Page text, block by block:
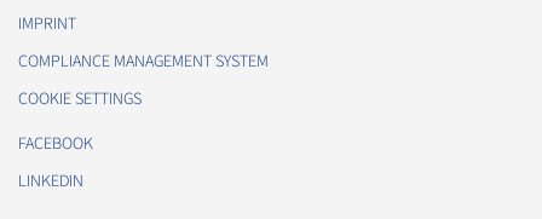
IMPRINT
COMPLIANCE MANAGEMENT SYSTEM
COOKIE SETTINGS
FACEBOOK
LINKEDIN